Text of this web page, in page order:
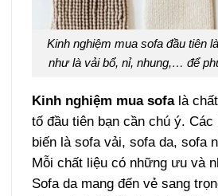
Kinh nghiệm mua sofa đầu tiên
như là vải bổ, nỉ, nhung,… để
Kinh nghiệm mua sofalà
tố đầu tiên bạn cần chú ý. Các
biến là sofa vải, sofa da, sofa
Mỗi chất liệu có những ưu và
Sofa da mang đến vẻ sang